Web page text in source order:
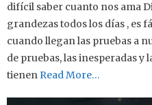
difícil saber cuanto nos ama
grandezas todos los días , es
cuando llegan las pruebas a
de pruebas, las inesperadas y
tienen Read More…